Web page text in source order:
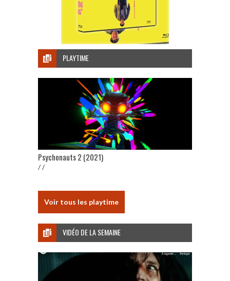
PLAYTIME
Psychonauts 2 (2021)
/ /
Voir tous les playtime
VIDÉO DE LA SEMAINE